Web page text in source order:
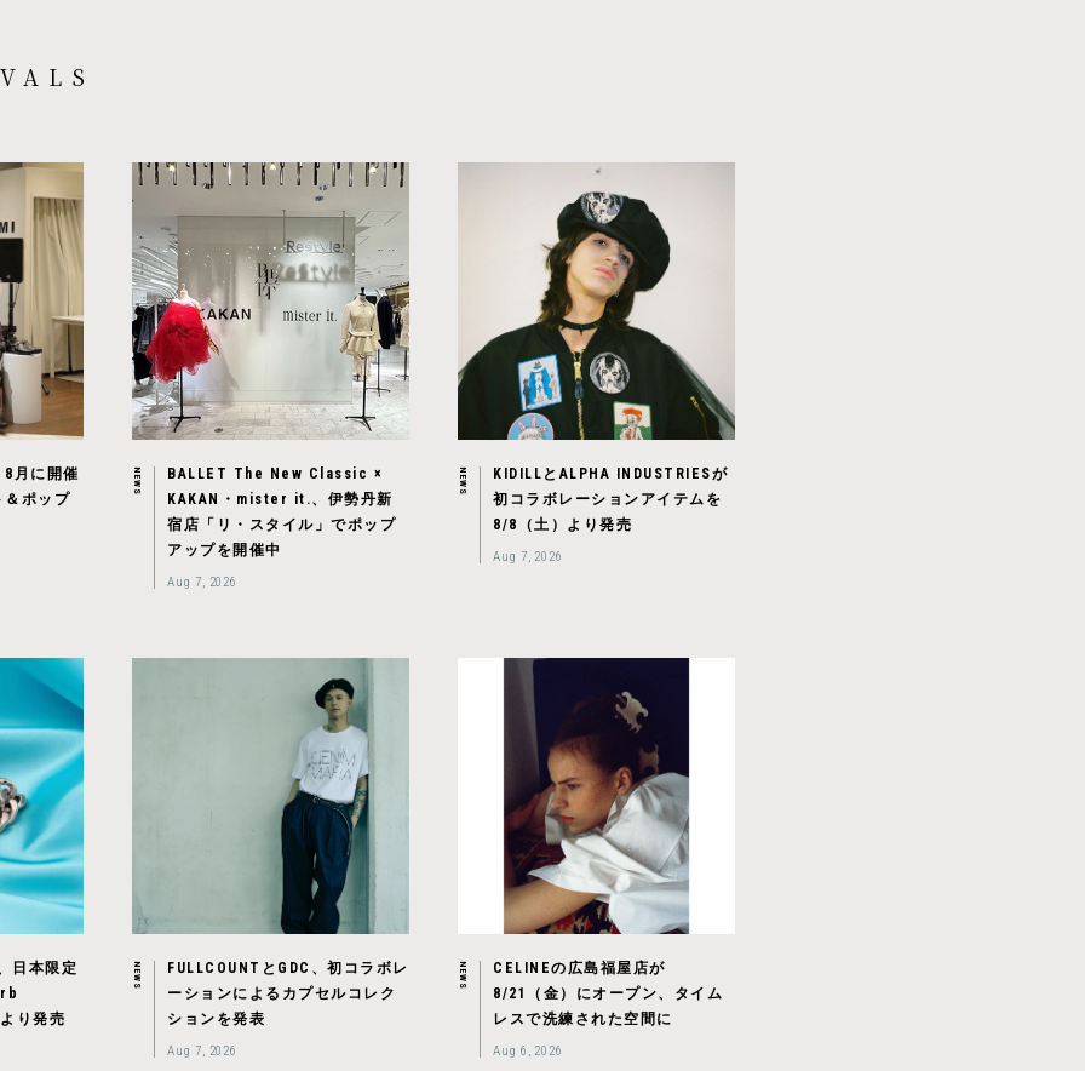
月に開催
＆ポップ
NEWS
BALLET The New Classic ×
KAKAN・mister it.、伊勢丹新
宿店「リ・スタイル」でポップ
アップを開催中
Aug 7, 2026
NEWS
KIDILLとALPHA INDUSTRIESが
初コラボレーションアイテムを
8/8（土）より発売
Aug 7, 2026
日本限定
り発売
NEWS
FULLCOUNTとGDC、初コラボレ
ーションによるカプセルコレク
ションを発表
Aug 7, 2026
NEWS
CELINEの広島福屋店が
8/21（金）にオープン、タイム
レスで洗練された空間に
Aug 6, 2026